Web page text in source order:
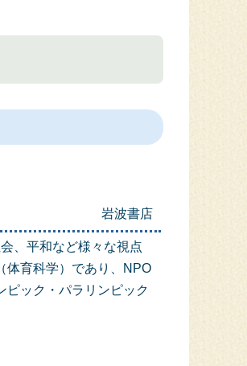
岩波書店
、平和など様々な視点
体育科学）であり、NPO
ピック・パラリンピック